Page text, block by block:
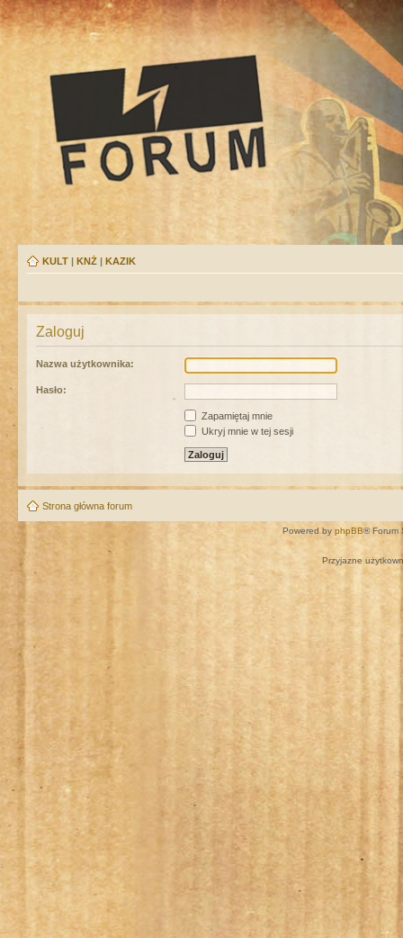
KULT | KNŻ | KAZIK
Zaloguj
Nazwa użytkownika:
Hasło:
Zapamiętaj mnie
Ukryj mnie w tej sesji
Strona główna forum
Powered by phpBB® Forum
Przyjazne